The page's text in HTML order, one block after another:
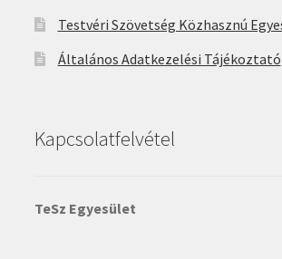
Testvéri Szövetség Közhasznú
Általános Adatkezelési Tájékoztató
Kapcsolatfelvétel
TeSz Egyesület